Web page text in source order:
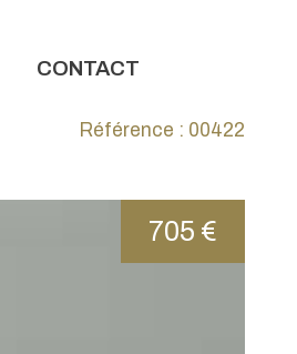
CONTACT
Référence : 00422
705 €